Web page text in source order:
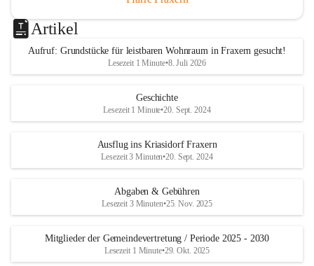
Artikel
Aufruf: Grundstücke für leistbaren Wohnraum in Fraxern gesucht!
Lesezeit 1 Minute•8. Juli 2026
Geschichte
Lesezeit 1 Minute•20. Sept. 2024
Ausflug ins Kriasidorf Fraxern
Lesezeit 3 Minuten•20. Sept. 2024
Abgaben & Gebühren
Lesezeit 3 Minuten•25. Nov. 2025
Mitglieder der Gemeindevertretung / Periode 2025 - 2030
Lesezeit 1 Minute•29. Okt. 2025